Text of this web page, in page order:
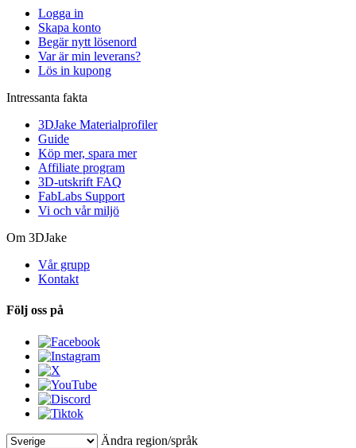
Logga in
Skapa konto
Begär nytt lösenord
Var är min leverans?
Lös in kupong
Intressanta fakta
3DJake Materialprofiler
Guide
Köp mer, spara mer
Affiliate program
3D-utskrift FAQ
FabLabs Support
Vi och vår miljö
Om 3DJake
Vår grupp
Kontakt
Följ oss på
Ändra region/språk